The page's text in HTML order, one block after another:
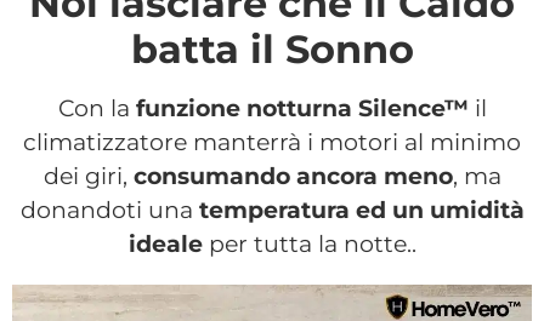
batta il Sonno
Con la funzione notturna Silence™ il
climatizzatore manterrà i motori al minimo
dei giri, consumando ancora meno, ma
donandoti una temperatura ed un umidità
idealeper tutta la notte..